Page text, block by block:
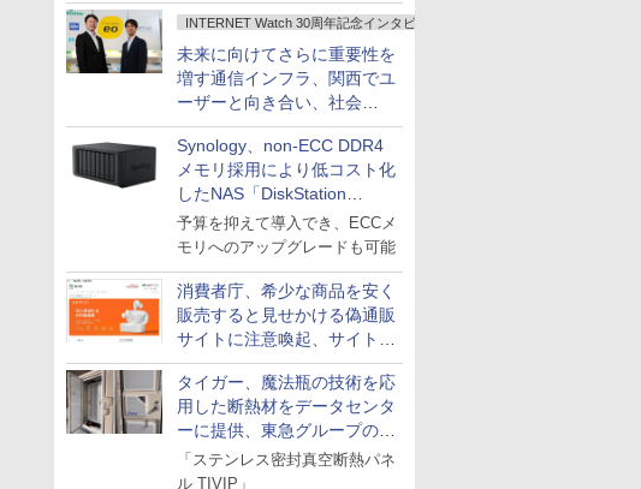
INTERNET Watch 30周年記念インタビュー
未来に向けてさらに重要性を
増す通信インフラ、関西でユ
ーザーと向き合い、社会
の“あたらしい”を起動し続け
る～オプテージ
Synology、non-ECC DDR4
メモリ採用により低コスト化
したNAS「DiskStation
neo+」シリーズ
予算を抑えて導入でき、ECCメ
モリへのアップグレードも可能
消費者庁、希少な商品を安く
販売すると見せかける偽通販
サイトに注意喚起、サイト名
とドメイン名を公表
タイガー、魔法瓶の技術を応
用した断熱材をデータセンタ
ーに提供、東急グループの実
証実験で
「ステンレス密封真空断熱パネ
ル TIVIP」